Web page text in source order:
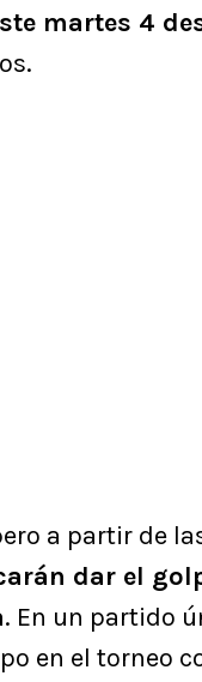
martes 4
a partir de
dar el
. En un partido
en el torneo